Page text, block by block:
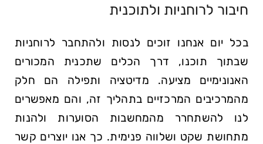
חיבור לרוחניות ולתוכנית
בכל יום אנחנו זוכים לנסות ולהתחבר לרוחניות
שבתוך תוכנו, דרך הכלים שתכנית המכורים
האנונימיים מציעה. מדיטציה ותפילה הם חלק
מהמרכיבים המרכזיים בתהליך זה, והם מאפשרים
לנו להשתחרר מהמחשבות הסוערות ולהנות
מתחושת שקט ושלווה פנימית. כך אנו יוצרים קשר